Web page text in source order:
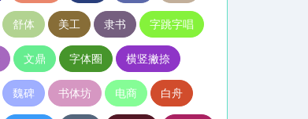
舒体 美工 隶书 字跳字唱
文鼎 字体圈 横竖撇捺
魏碑 书体坊 电商 白舟